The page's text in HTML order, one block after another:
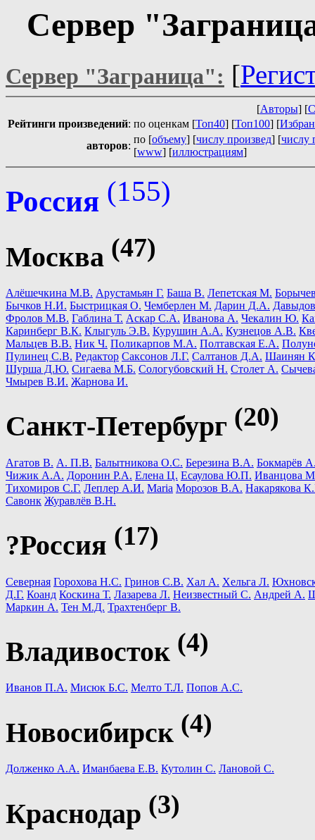
Сервер
Сервер "Заграница": [
[Авторы] [
Рейтинги произведений: по оценкам [Топ40] [Топ100] [
авторов:
по [объему] [числу произвед] [числу
[www] [иллюстрациям]
Россия (155)
Москва (47)
Алёшечкина М.В. Арустамьян Г. Баша В. Лепетская М.
Бычков Н.И. Быстрицкая О. Чемберлен М. Дарин Д.А.
Фролов М.В. Габлина Т. Аскар С.А. Иванова А. Чекалин Ю.
Каринберг В.К. Клыгуль Э.В. Курушин А.А. Кузнецов А.В.
Мальцев В.В. Ник Ч. Поликарпов М.А. Полтавская Е.А.
Пулинец С.В. Редактор Саксонов Л.Г. Салтанов Д.А. Шаинян
Шурша Д.Ю. Сигаева М.Б. Сологубовский Н. Столет А.
Чмырев В.И. Жарнова И.
Санкт-Петербург (20)
Агатов В. А. П.В. Балытникова О.С. Березина В.А. Бокмарёв
Чижик А.А. Доронин Р.А. Елена Ц. Есаулова Ю.П. Иванцова
Тихомиров С.Г. Леплер А.И. Maria Морозов В.А. Накарякова
Савонк Журавлёв В.Н.
?Россия (17)
Северная Горохова Н.С. Гринов С.В. Хал А. Хельга Л.
Д.Г. Коанд Коскина Т. Лазарева Л. Неизвестный С. Андрей A.
Маркин А. Тен М.Д. Трахтенберг В.
Владивосток (4)
Иванов П.А. Мисюк Б.С. Мелто Т.Л. Попов А.С.
Новосибирск (4)
Долженко А.А. Иманбаева Е.В. Кутолин С. Лановой С.
Краснодар (3)